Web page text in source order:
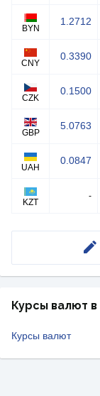
BYN
1.2712
CNY
0.3390
CZK
0.1500
GBP
5.0763
UAH
0.0847
KZT
-
Курсы валют
Курсы валют